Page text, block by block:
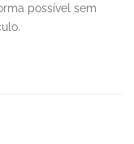
possível sem